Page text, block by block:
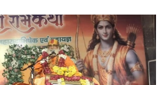
List